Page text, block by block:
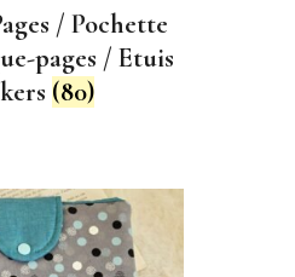
/ Pochette
pages / Etuis
(80)